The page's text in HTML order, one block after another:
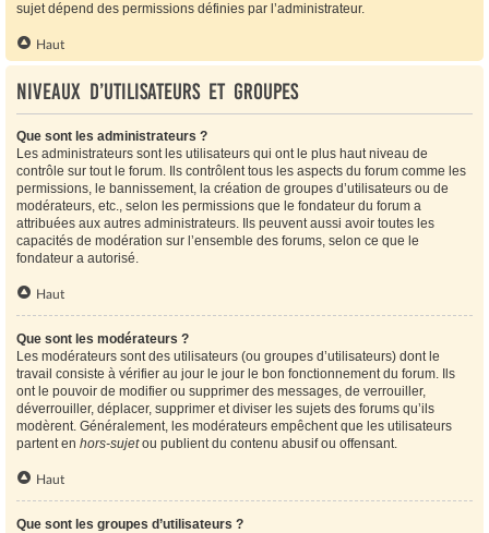
sujet dépend des permissions définies par l’administrateur.
Haut
Niveaux d’utilisateurs et groupes
Que sont les administrateurs ?
Les administrateurs sont les utilisateurs qui ont le plus haut niveau de
contrôle sur tout le forum. Ils contrôlent tous les aspects du forum comme les
permissions, le bannissement, la création de groupes d’utilisateurs ou de
modérateurs, etc., selon les permissions que le fondateur du forum a
attribuées aux autres administrateurs. Ils peuvent aussi avoir toutes les
capacités de modération sur l’ensemble des forums, selon ce que le
fondateur a autorisé.
Haut
Que sont les modérateurs ?
Les modérateurs sont des utilisateurs (ou groupes d’utilisateurs) dont le
travail consiste à vérifier au jour le jour le bon fonctionnement du forum. Ils
ont le pouvoir de modifier ou supprimer des messages, de verrouiller,
déverrouiller, déplacer, supprimer et diviser les sujets des forums qu’ils
modèrent. Généralement, les modérateurs empêchent que les utilisateurs
partent en hors-sujetou publient du contenu abusif ou offensant.
Haut
Que sont les groupes d’utilisateurs ?